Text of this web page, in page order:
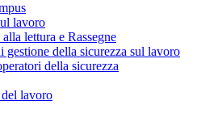
lavoro
lettura e Rassegne
della sicurezza sul lavoro
della sicurezza
del lavoro